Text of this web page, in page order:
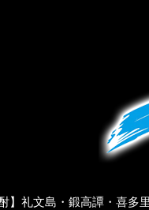
】礼文島・鍛高譚・喜